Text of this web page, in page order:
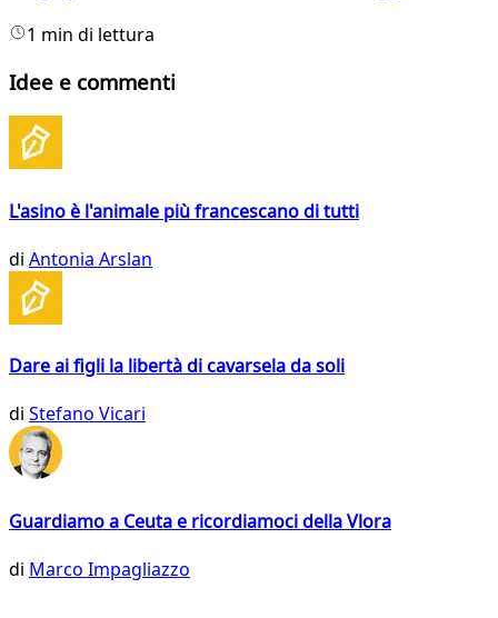
1 min di lettura
Idee e commenti
L'asino è l'animale più francescano di tutti
di Antonia Arslan
Dare ai figli la libertà di cavarsela da soli
di Stefano Vicari
Guardiamo a Ceuta e ricordiamoci della Vlora
di Marco Impagliazzo